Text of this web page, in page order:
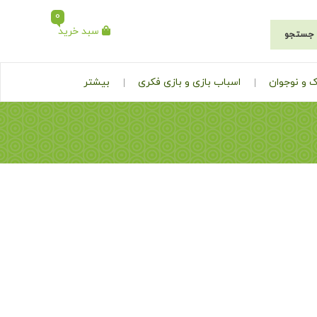
جستجو سبد خرید
0
و نوجوان اسباب بازی و بازی فکری بیشتر